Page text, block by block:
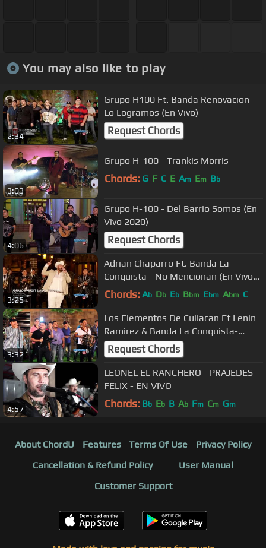
You may also like to play
2:34
Grupo H100 Ft. Banda Renovacion -
Lo Logramos (En Vivo)
Request Chords
3:03
Grupo H-100 - Trankis Morris
Chords: G F C E Am Em Bb
4:06
Grupo H-100 - Del Barrio Somos (En
Vivo 2020)
Request Chords
3:25
Adrian Chaparro Ft. Banda La
Conquista - No Mencionan (En Vivo
2018)
Chords: Ab Db Eb Bbm Ebm Abm C
3:32
Los Elementos De Culiacan Ft Lenin
Ramirez & Banda La Conquista-
Cuando Niño (En Vivo 2015)
Request Chords
4:57
LEONEL EL RANCHERO - PRAJEDES
FELIX - EN VIVO
Chords: Bb Eb B Ab Fm Cm Gm
About ChordU Features Terms Of Use
Privacy Policy
Cancellation & Refund Policy
User Manual
Customer Support